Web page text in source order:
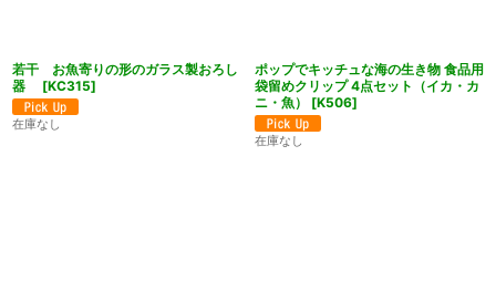
若干 お魚寄りの形のガラス製おろし
器
[KC315]
在庫なし
ポップでキッチュな海の生き物 食品用
袋留めクリップ 4点セット（イカ・カ
ニ・魚）
[K506]
在庫なし